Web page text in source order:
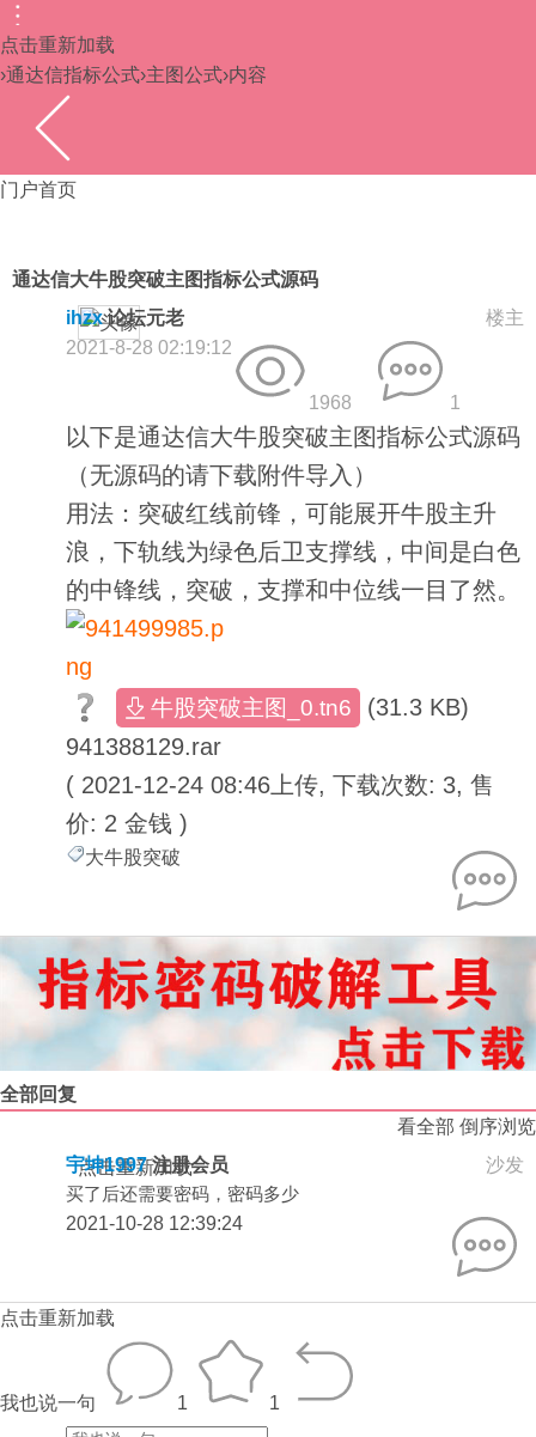
点击重新加载
›通达信指标公式›主图公式›内容
门户首页
通达信大牛股突破主图指标公式源码
楼主
ihzx 论坛元老
1968 1
2021-8-28 02:19:12
以下是通达信大牛股突破主图指标公式源码
（无源码的请下载附件导入）
用法：突破红线前锋，可能展开牛股主升
浪，下轨线为绿色后卫支撑线，中间是白色
的中锋线，突破，支撑和中位线一目了然。
牛股突破主图_0.tn6
(31.3 KB)
941388129.rar
( 2021-12-24 08:46上传, 下载次数: 3, 售
价: 2 金钱 )
大牛股突破
全部回复
看全部 倒序浏览
点击重新加载
沙发
宇坤1997 注册会员
买了后还需要密码，密码多少
2021-10-28 12:39:24
点击重新加载
我也说一句 1 1